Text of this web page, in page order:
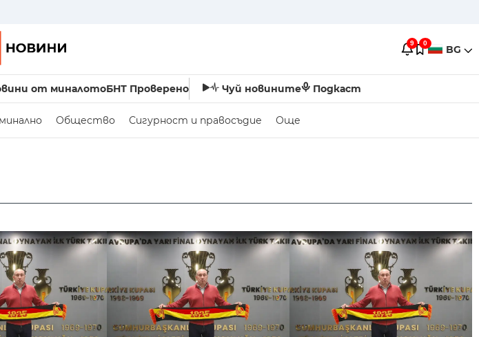
9 0 BG
от миналотоБНТ Проверено Чуй новините Подкаст
Общество Сигурност и правосъдие Още